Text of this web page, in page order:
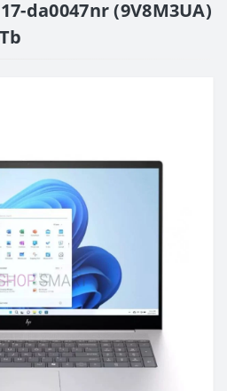
da0047nr (9V8M3UA)